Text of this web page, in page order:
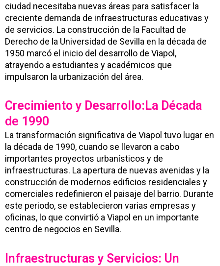
ciudad necesitaba nuevas áreas para satisfacer la
creciente demanda de infraestructuras educativas y
de servicios. La construcción de la Facultad de
Derecho de la Universidad de Sevilla en la década de
1950 marcó el inicio del desarrollo de Viapol,
atrayendo a estudiantes y académicos que
impulsaron la urbanización del área.
Crecimiento y Desarrollo:La Década
de 1990
La transformación significativa de Viapol tuvo lugar en
la década de 1990, cuando se llevaron a cabo
importantes proyectos urbanísticos y de
infraestructuras. La apertura de nuevas avenidas y la
construcción de modernos edificios residenciales y
comerciales redefinieron el paisaje del barrio. Durante
este periodo, se establecieron varias empresas y
oficinas, lo que convirtió a Viapol en un importante
centro de negocios en Sevilla.
Infraestructuras y Servicios: Un